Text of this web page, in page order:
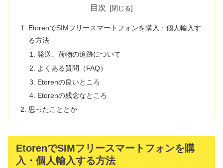
目次
EtorenでSIMフリースマートフォンを購入・個人輸入す
る方法
発送、荷物の追跡について
よくある質問（FAQ）
Etorenの良いところ
Etorenの残念なところ
思ったこととか
EtorenでSIMフリースマートフォンを購
入・個人輸入する方法